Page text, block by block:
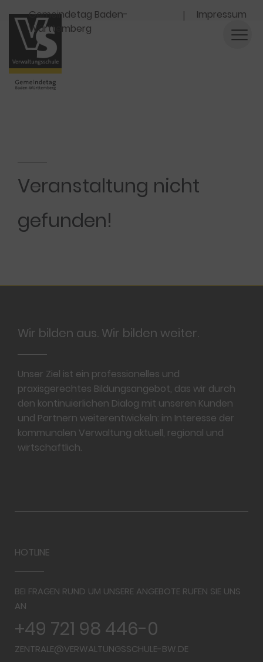
Navigation
Gemeindetag Baden-
Württemberg
Impressum
Veranstaltung nicht
gefunden!
Wir bilden aus. Wir bilden weiter.
Unser Ziel ist ein professionelles und
praxisgerechtes Bildungsangebot, das wir durch
den kontinuierlichen Dialog mit unseren Kunden
und Partnern weiterentwickeln: im Interesse der
kommunalen Verwaltung aktuell, regional und
wirtschaftlich.
HOTLINE
BEI FRAGEN RUND UM UNSERE ANGEBOTE RUFEN SIE UNS
AN
+49 721 98 446-0
ZENTRALE@VERWALTUNGSSCHULE-BW.DE